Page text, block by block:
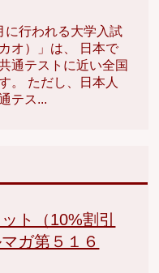
に行われる大学入試
オ）」は、 日本で
通テストに近い全国
。 ただし、日本人
テス...
ト（10%割引
ガ第５１６